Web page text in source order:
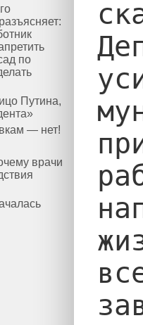
по
Путина,
— нет!
врачи